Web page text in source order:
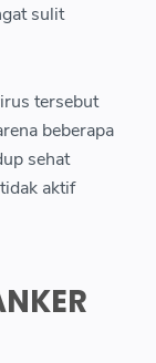
sulit
tersebut
beberapa
sehat
aktif